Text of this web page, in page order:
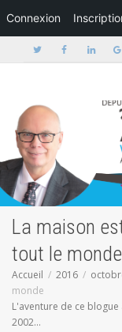
Connexion
La maison
tout le monde
Accueil 2016
monde
L'aventure de ce
2002...